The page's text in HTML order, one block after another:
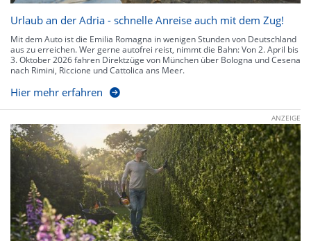
Urlaub an der Adria - schnelle Anreise auch mit dem Zug!
Mit dem Auto ist die Emilia Romagna in wenigen Stunden von Deutschland
aus zu erreichen. Wer gerne autofrei reist, nimmt die Bahn: Von 2. April bis
3. Oktober 2026 fahren Direktzüge von München über Bologna und Cesena
nach Rimini, Riccione und Cattolica ans Meer.
Hier mehr erfahren
ANZEIGE